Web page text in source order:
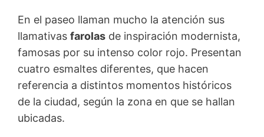
En el paseo llaman mucho la atención sus
llamativas farolas de inspiración modernista,
famosas por su intenso color rojo. Presentan
cuatro esmaltes diferentes, que hacen
referencia a distintos momentos históricos
de la ciudad, según la zona en que se hallan
ubicadas.